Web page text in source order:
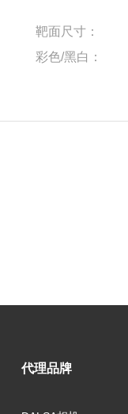
靶面尺寸：
彩色/黑白：
代理品牌